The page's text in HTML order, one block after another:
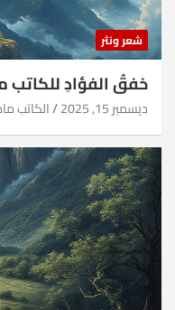
شعر ونثر
خفقُ الفؤادِ للكاتب
ديسمبر 15, 2025 الكاتب